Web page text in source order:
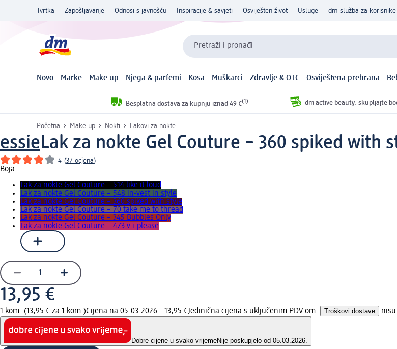
Tvrtka Zapošljavanje Odnosi s javnošću Inspiracije & savjeti Osviješten život Usluge dm služba za korisnike
Pretraži i pronađi
Novo Marke Make up Njega & parfemi Kosa Muškarci Zdravlje & OTC Osviještena prehrana
Besplatna dostava za kupnju iznad 49 €(1) dm active beauty: skupljajte
Početna Make up Nokti Lakovi za nokte
essieLak za nokte Gel Couture – 360 spiked with
4 (37 ocjena)
Boja
Lak za nokte Gel Couture – 514 like it loud
Lak za nokte Gel Couture – 548 in-vest in style
Lak za nokte Gel Couture – 360 spiked with style
Lak za nokte Gel Couture – 70 take me to thread
Lak za nokte Gel Couture – 345 Bubbles Only
Lak za nokte Gel Couture – 473 v.i.please
13,95 €
1 kom. (13,95 € za 1 kom.)Cijena na 05.03.2026.: 13,95 €Jedinična cijena s uključenim PDV-om. Troškovi dostave
Dobre cijene u svako vrijemeNije poskupjelo od 05.03.2026.